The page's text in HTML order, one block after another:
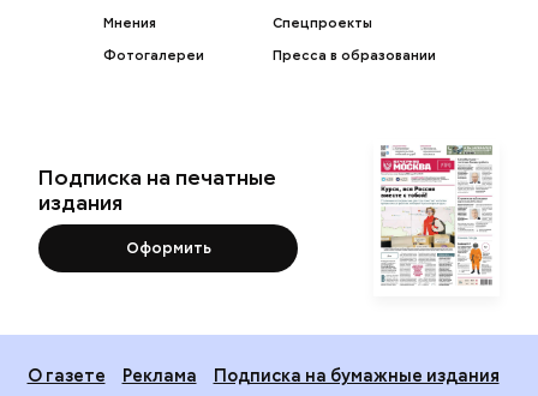
Мнения
Фотогалереи
Спецпроекты
Пресса в образовании
Подписка на печатные
издания
Оформить
О газете Реклама
Подписка на бумажные издания